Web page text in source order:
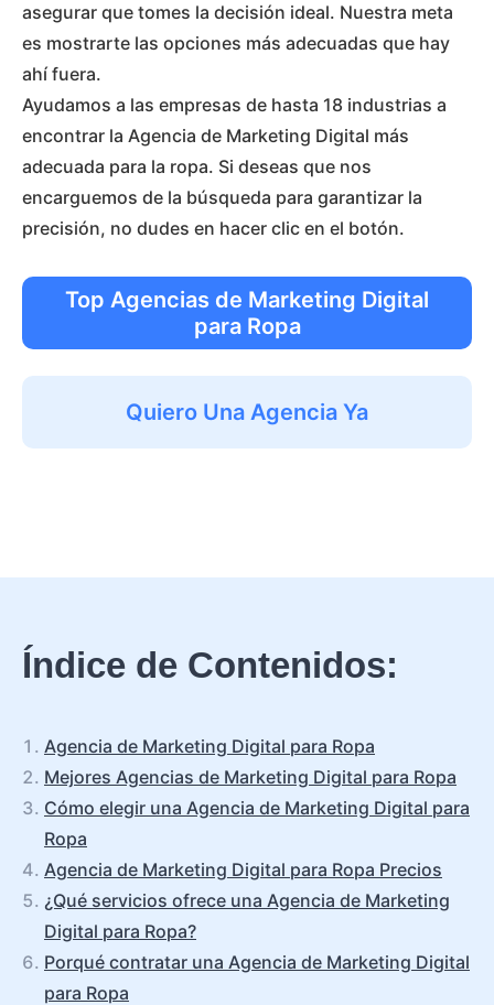
asegurar que tomes la decisión ideal. Nuestra meta
es mostrarte las opciones más adecuadas que hay
ahí fuera.
Ayudamos a las empresas de hasta 18 industrias a
encontrar la Agencia de Marketing Digital más
adecuada para la ropa. Si deseas que nos
encarguemos de la búsqueda para garantizar la
precisión, no dudes en hacer clic en el botón.
Top Agencias de Marketing Digital
para Ropa
Quiero Una Agencia Ya
Índice de Contenidos:
Agencia de Marketing Digital para Ropa
Mejores Agencias de Marketing Digital para Ropa
Cómo elegir una Agencia de Marketing Digital para
Ropa
Agencia de Marketing Digital para Ropa Precios
¿Qué servicios ofrece una Agencia de Marketing
Digital para Ropa?
Porqué contratar una Agencia de Marketing Digital
para Ropa